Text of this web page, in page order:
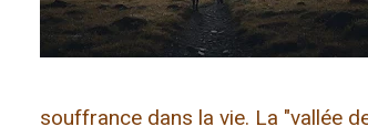
souffrance dans la vie. La "vallée